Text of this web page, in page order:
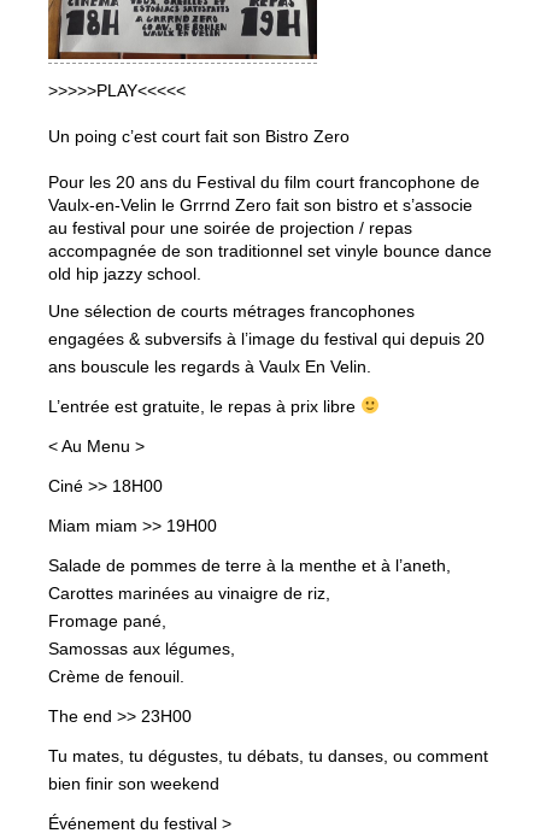
>>>>>PLAY<<<<<
Un poing c’est court fait son Bistro Zero
Pour les 20 ans du Festival du film court francophone de
Vaulx-en-Velin le Grrrnd Zero fait son bistro et s’associe
au festival pour une soirée de projection / repas
accompagnée de son traditionnel set vinyle bounce dance
old hip jazzy school.
Une sélection de courts métrages francophones
engagées & subversifs à l’image du festival qui depuis 20
ans bouscule les regards à Vaulx En Velin.
L’entrée est gratuite, le repas à prix libre
< Au Menu >
Ciné >> 18H00
Miam miam >> 19H00
Salade de pommes de terre à la menthe et à l’aneth,
Carottes marinées au vinaigre de riz,
Fromage pané,
Samossas aux légumes,
Crème de fenouil.
The end >> 23H00
Tu mates, tu dégustes, tu débats, tu danses, ou comment
bien finir son weekend
Événement du festival >